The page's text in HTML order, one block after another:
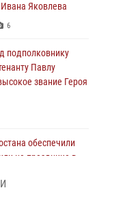
Яковлева
6
подполковнику
Павлу
звание Героя
обеспечили
на празднике в